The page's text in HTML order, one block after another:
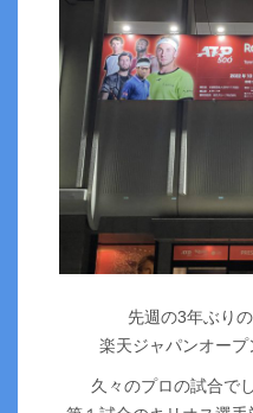
先週の3年ぶり
楽天ジャパンオープ
久々のプロの試合で